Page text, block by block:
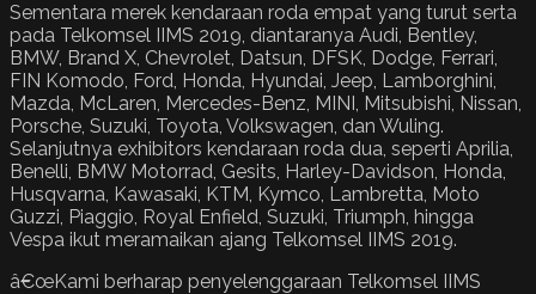
Sementara merek kendaraan roda empat yang turut serta
pada Telkomsel IIMS 2019, diantaranya Audi, Bentley,
BMW, Brand X, Chevrolet, Datsun, DFSK, Dodge, Ferrari,
FIN Komodo, Ford, Honda, Hyundai, Jeep, Lamborghini,
Mazda, McLaren, Mercedes-Benz, MINI, Mitsubishi, Nissan,
Porsche, Suzuki, Toyota, Volkswagen, dan Wuling.
Selanjutnya exhibitors kendaraan roda dua, seperti Aprilia,
Benelli, BMW Motorrad, Gesits, Harley-Davidson, Honda,
Husqvarna, Kawasaki, KTM, Kymco, Lambretta, Moto
Guzzi, Piaggio, Royal Enfield, Suzuki, Triumph, hingga
Vespa ikut meramaikan ajang Telkomsel IIMS 2019.
â€œKami berharap penyelenggaraan Telkomsel IIMS